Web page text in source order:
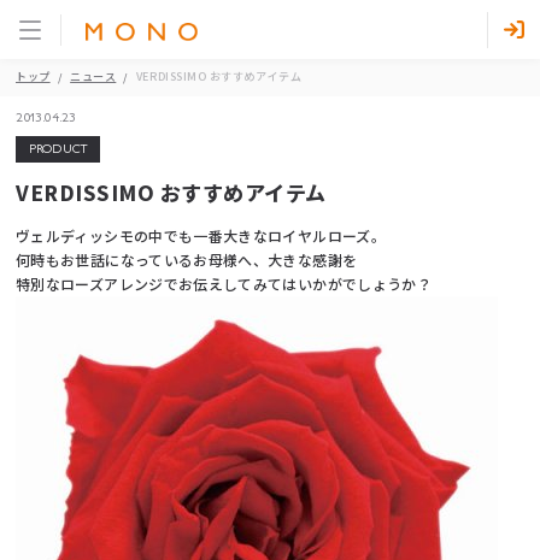
トップ ニュース VERDISSIMO おすすめアイテム
2013.04.23
PRODUCT
VERDISSIMO おすすめアイテム
ヴェルディッシモの中でも一番大きなロイヤルローズ。
何時もお世話になっているお母様へ、大きな感謝を
特別なローズアレンジでお伝えしてみてはいかがでしょうか？